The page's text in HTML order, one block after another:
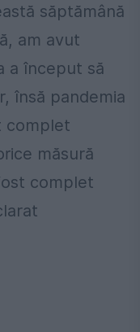
săptămână
am avut
a început să
însă pandemia
complet
măsură
complet